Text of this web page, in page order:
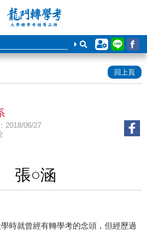
回上頁
2018/06/27
張○涵
就曾經有轉學考的念頭，但經歷過